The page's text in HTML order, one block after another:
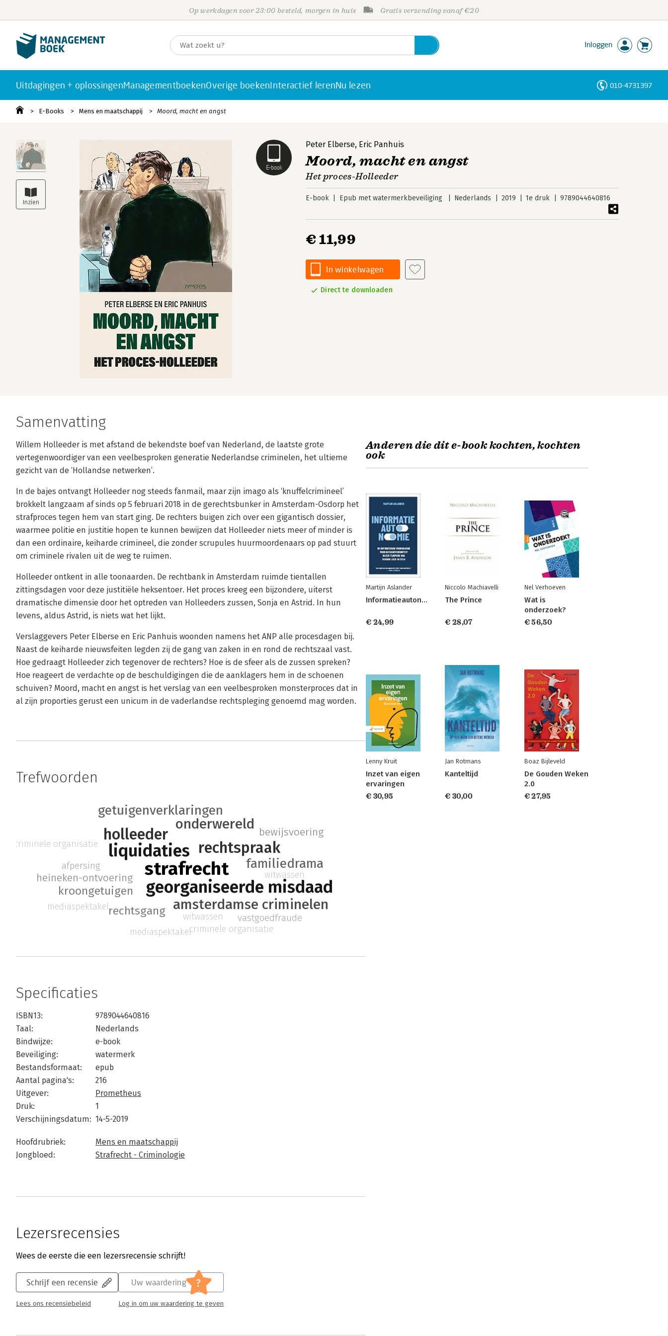
Op werkdagen voor 23:00 besteld, morgen in huis Gratis verzending vanaf €20
Inloggen
Uitdagingen + oplossingenManagementboekenOverige boekenInteractief lerenNu lezen 010-4731397
E-Books Mens en maatschappij Moord, macht en angst
E-book
Peter Elberse, Eric Panhuis
Moord, macht en angst
Het proces-Holleeder
E-book Epub met watermerkbeveiliging Nederlands 2019 1e druk 9789044640816
€ 11,99
In winkelwagen
Direct te downloaden
Samenvatting
Willem Holleeder is met afstand de bekendste boef van Nederland, de laatste grote
vertegenwoordiger van een veelbesproken generatie Nederlandse criminelen, het ultieme
gezicht van de ‘Hollandse netwerken’.
In de bajes ontvangt Holleeder nog steeds fanmail, maar zijn imago als ‘knuffelcrimineel’
brokkelt langzaam af sinds op 5 februari 2018 in de gerechtsbunker in Amsterdam-Osdorp het
strafproces tegen hem van start ging. De rechters buigen zich over een gigantisch dossier,
waarmee politie en justitie hopen te kunnen bewijzen dat Holleeder niets meer of minder is
dan een ordinaire, keiharde crimineel, die zonder scrupules huurmoordenaars op pad stuurt
om criminele rivalen uit de weg te ruimen.
Holleeder ontkent in alle toonaarden. De rechtbank in Amsterdam ruimde tientallen
zittingsdagen voor deze justitiële heksentoer. Het proces kreeg een bijzondere, uiterst
dramatische dimensie door het optreden van Holleeders zussen, Sonja en Astrid. In hun
levens, aldus Astrid, is niets wat het lijkt.
Verslaggevers Peter Elberse en Eric Panhuis woonden namens het ANP alle procesdagen bij.
Naast de keiharde nieuwsfeiten legden zij de gang van zaken in en rond de rechtszaal vast.
Hoe gedraagt Holleeder zich tegenover de rechters? Hoe is de sfeer als de zussen spreken?
Hoe reageert de verdachte op de beschuldigingen die de aanklagers hem in de schoenen
schuiven? Moord, macht en angst is het verslag van een veelbesproken monsterproces dat in
al zijn proporties gerust een unicum in de vaderlandse rechtspleging genoemd mag worden.
Trefwoorden
strafrecht
liquidaties
georganiseerde misdaad
rechtspraak
holleeder
amsterdamse criminelen
onderwereld
familiedrama
getuigenverklaringen
rechtsgang
kroongetuigen
heineken-ontvoering
bewijsvoering
vastgoedfraude
afpersing
criminele organisatie
mediaspektakel
witwassen
criminele organisatie
mediaspektakel
witwassen
Specificaties
ISBN13:
9789044640816
Taal:
Nederlands
Bindwijze:
e-book
Beveiliging:
watermerk
Bestandsformaat:
epub
Aantal pagina's:
216
Uitgever:
Prometheus
Druk:
1
Verschijningsdatum: 14-5-2019
Hoofdrubriek:
Mens en maatschappij
Jongbloed:
Strafrecht - Criminologie
Lezersrecensies
Wees de eerste die een lezersrecensie schrijft!
Schrijf een recensie
Lees ons recensiebeleid
Uw waardering ?
Log in om uw waardering te geven
Anderen die dit e-book kochten, kochten
ook
Martijn Aslander
Informatieautonomie
€ 24,99
Niccolo Machiavelli
The Prince
€ 28,07
Nel Verhoeven
Wat is
onderzoek?
€ 56,50
Lenny Kruit
Inzet van eigen
ervaringen
€ 30,95
Jan Rotmans
Kanteltijd
€ 30,00
Boaz Bijleveld
De Gouden Weken
2.0
€ 27,95
Personen